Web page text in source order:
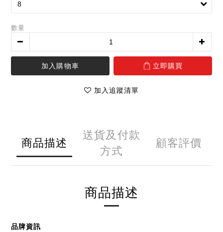
數量
加入購物車 立即購買
加入追蹤清單
商品描述
送貨及付款
方式
顧客評價
商品描述
品牌資訊